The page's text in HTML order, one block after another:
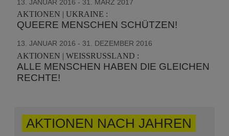
13. JANUAR 2016 - 31. MÄRZ 2017
AKTIONEN | UKRAINE :
QUEERE MENSCHEN SCHÜTZEN!
13. JANUAR 2016 - 31. DEZEMBER 2016
AKTIONEN | WEISSRUSSLAND :
ALLE MENSCHEN HABEN DIE GLEICHEN
RECHTE!
AKTIONEN NACH JAHREN